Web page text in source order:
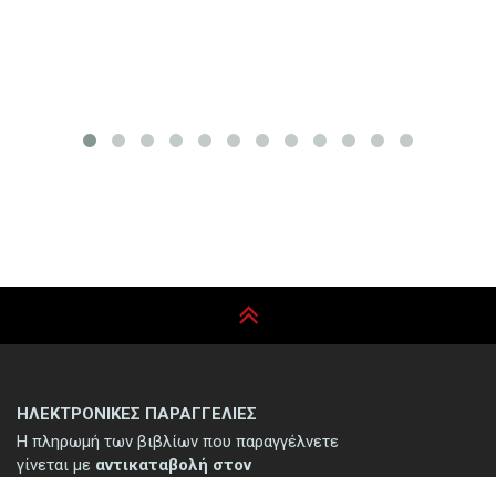
ΗΛΕΚΤΡΟΝΙΚΕΣ ΠΑΡΑΓΓΕΛΙΕΣ
Η πληρωμή των βιβλίων που παραγγέλνετε
γίνεται με αντικαταβολή στον